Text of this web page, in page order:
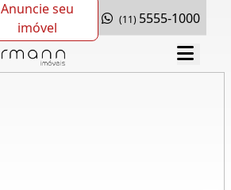
Anuncie seu
imóvel
(11) 5555-1000